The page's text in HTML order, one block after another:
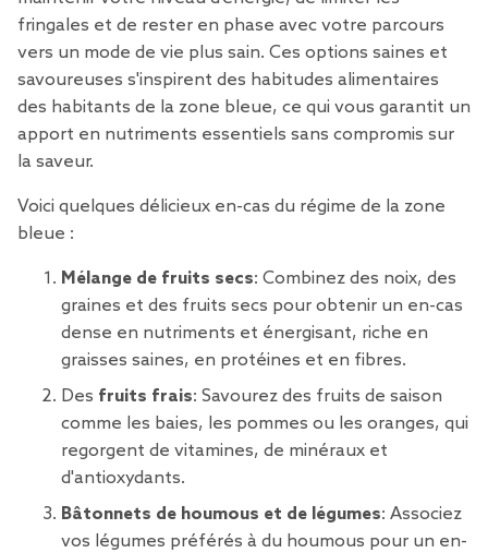
fringales et de rester en phase avec votre parcours
vers un mode de vie plus sain. Ces options saines et
savoureuses s'inspirent des habitudes alimentaires
des habitants de la zone bleue, ce qui vous garantit un
apport en nutriments essentiels sans compromis sur
la saveur.
Voici quelques délicieux en-cas du régime de la zone
bleue :
Mélange de fruits secs: Combinez des noix, des
graines et des fruits secs pour obtenir un en-cas
dense en nutriments et énergisant, riche en
graisses saines, en protéines et en fibres.
Des fruits frais: Savourez des fruits de saison
comme les baies, les pommes ou les oranges, qui
regorgent de vitamines, de minéraux et
d'antioxydants.
Bâtonnets de houmous et de légumes: Associez
vos légumes préférés à du houmous pour un en-